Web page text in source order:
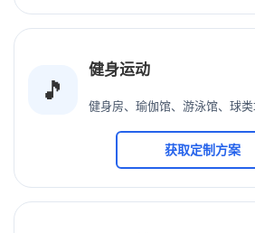
🎵
健身运动
健身房、瑜伽馆、游泳馆、球
获取定制方案